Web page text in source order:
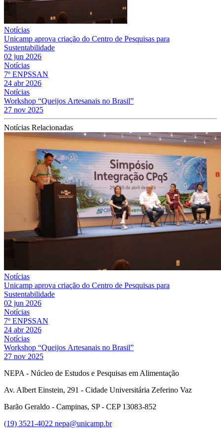
Notícias
Unicamp aprova criação do Centro de Pesquisas para
Sustentabilidade
02 jun 2026
Notícias
7º ENPSSAN
24 abr 2026
Notícias
Workshop “Queijos Artesanais no Brasil”
27 nov 2025
Notícias Relacionadas
Notícias
Unicamp aprova criação do Centro de Pesquisas para
Sustentabilidade
02 jun 2026
Notícias
7º ENPSSAN
24 abr 2026
Notícias
Workshop “Queijos Artesanais no Brasil”
27 nov 2025
NEPA - Núcleo de Estudos e Pesquisas em Alimentação
Av. Albert Einstein, 291 - Cidade Universitária Zeferino Vaz
Barão Geraldo - Campinas, SP - CEP 13083-852
(19) 3521-4022 nepa@unicamp.br